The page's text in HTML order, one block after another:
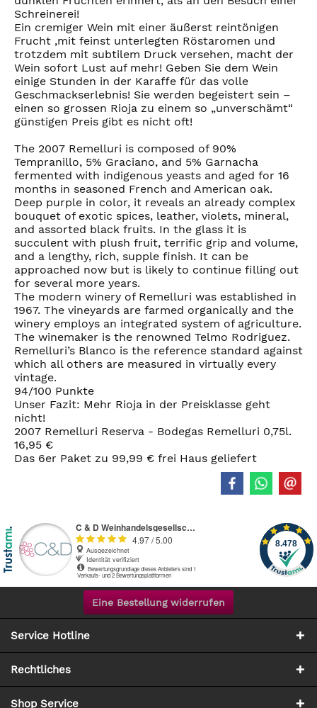
Schreinerei!
Ein cremiger Wein mit einer äußerst reintönigen
Frucht ,mit feinst unterlegten Röstaromen und
trotzdem mit subtilem Druck versehen, macht der
Wein sofort Lust auf mehr! Geben Sie dem Wein
einige Stunden in der Karaffe für das volle
Geschmackserlebnis! Sie werden begeistert sein –
einen so grossen Rioja zu einem so „unverschämt“
günstigen Preis gibt es nicht oft!
The 2007 Remelluri is composed of 90%
Tempranillo, 5% Graciano, and 5% Garnacha
fermented with indigenous yeasts and aged for 16
months in seasoned French and American oak.
Deep purple in color, it reveals an already complex
bouquet of exotic spices, leather, violets, mineral,
and assorted black fruits. In the glass it is
succulent with plush fruit, terrific grip and volume,
and a lengthy, rich, supple finish. It can be
approached now but is likely to continue filling out
for several more years.
The modern winery of Remelluri was established in
1967. The vineyards are farmed organically and the
winery employs an integrated system of agriculture.
The winemaker is the renowned Telmo Rodriguez.
Remelluri’s Blanco is the reference standard against
which all others are measured in virtually every
vintage.
94/100 Punkte
Unser Fazit: Mehr Rioja in der Preisklasse geht
nicht!
2007 Remelluri Reserva - Bodegas Remelluri 0,75l.
16,95 €
Das 6er Paket zu 99,99 € frei Haus geliefert
Eine Bestellung widerrufen
Service Hotline
Rechtliches
Shop Service